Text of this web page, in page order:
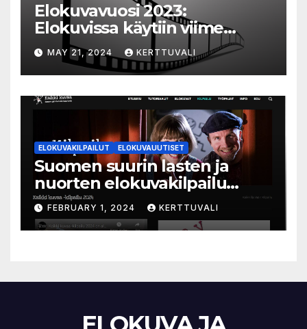
Elokuvavuosi 2023:
Elokuvissa käytiin viime
vuonna 7,2 miljoonaa kertaa
ympäri Suomen
MAY 21, 2024 KERTTUVALI
ELOKUVAKILPAILUT ELOKUVAUUTISET
Suomen suurin lasten ja
nuorten elokuvakilpailu
alkaa – suojelijana Aki
Kaurismäki
FEBRUARY 1, 2024 KERTTUVALI